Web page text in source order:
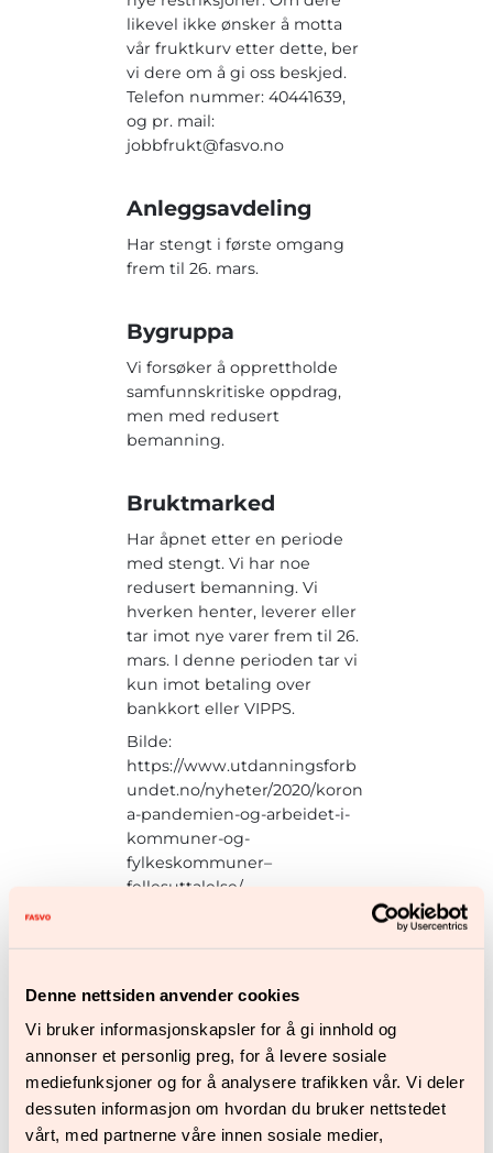
Denne nettsiden anvender cookies
Vi bruker informasjonskapsler for å gi innhold og
annonser et personlig preg, for å levere sosiale
mediefunksjoner og for å analysere trafikken vår. Vi deler
dessuten informasjon om hvordan du bruker nettstedet
vårt, med partnerne våre innen sosiale medier,
likevel ikke ønsker å motta
vår fruktkurv etter dette, ber
vi dere om å gi oss beskjed.
Telefon nummer: 40441639,
og pr. mail:
jobbfrukt@fasvo.no
Anleggsavdeling
Har stengt i første omgang
frem til 26. mars.
Bygruppa
Vi forsøker å opprettholde
samfunnskritiske oppdrag,
men med redusert
bemanning.
Bruktmarked
Har åpnet etter en periode
med stengt. Vi har noe
redusert bemanning. Vi
hverken henter, leverer eller
tar imot nye varer frem til 26.
mars. I denne perioden tar vi
kun imot betaling over
bankkort eller VIPPS.
Bilde:
https://www.utdanningsforb
undet.no/nyheter/2020/koron
a-pandemien-og-arbeidet-i-
kommuner-og-
fylkeskommuner–
fellesuttalelse/
Siste nytt fra Fasvo